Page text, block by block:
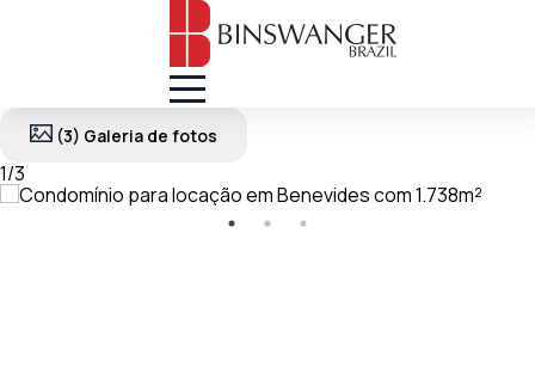
(3) Galeria de fotos
1/3